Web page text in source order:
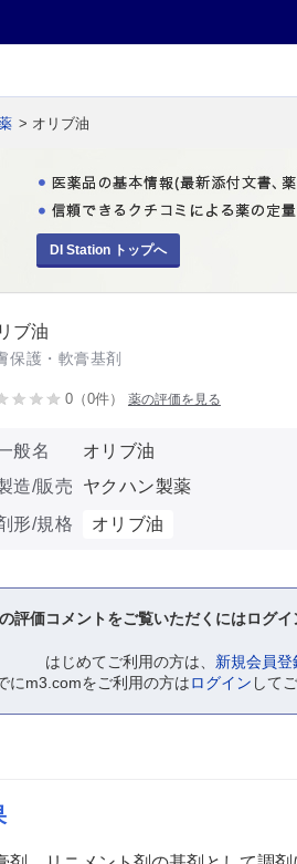
> オリブ油
DI Station トップへ
ブ油
保護・軟膏基剤
0（0件） 薬の評価を見る
般名
オリブ油
造/販売
ヤクハン製薬
形/規格
オリブ油
評価コメントをご覧いただくにはログイ
はじめてご利用の方は、 新規会員登
にm3.comをご利用の方はログイン して